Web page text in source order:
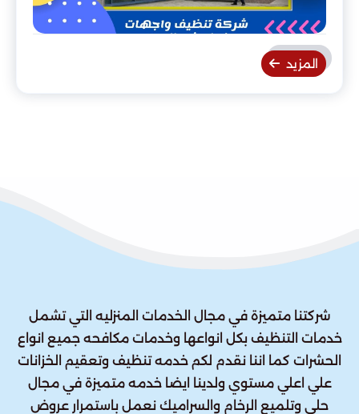
المزيد
شركتنا متميزة في مجال الخدمات المنزليه التي تشمل
خدمات التنظيف بكل انواعها وخدمات مكافحه جميع انواع
الحشرات كما اننا نقدم لكم خدمه تنظيف وتعقيم الخزانات
علي اعلي مستوي ولدينا ايضا خدمه متميزة في مجال
حلي وتلميع الرخام والسراميك نعمل باستمرار عروض